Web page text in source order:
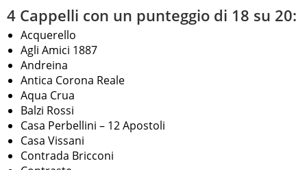
4 Cappelli con un punteggio di 18 su 20:
Acquerello
Agli Amici 1887
Andreina
Antica Corona Reale
Aqua Crua
Balzi Rossi
Casa Perbellini – 12 Apostoli
Casa Vissani
Contrada Bricconi